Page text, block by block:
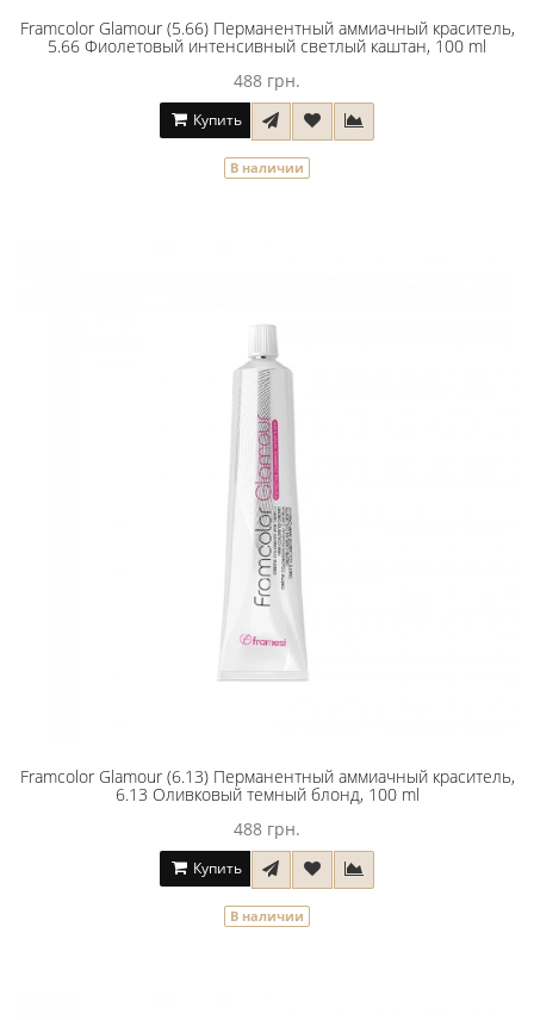
Framcolor Glamour (5.66) Перманентный аммиачный краситель,
5.66 Фиолетовый интенсивный светлый каштан, 100 ml
488 грн.
Купить
В наличии
Framcolor Glamour (6.13) Перманентный аммиачный краситель,
6.13 Оливковый темный блонд, 100 ml
488 грн.
Купить
В наличии